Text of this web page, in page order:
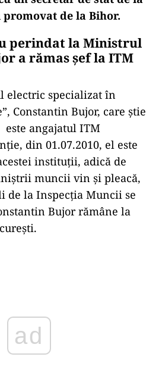
promovat de la Bihor.
perindat la Ministrul
a rămas șef la ITM
electric specializat în
Constantin Bujor, care știe
angajatul ITM
din 01.07.2010, el este
instituții, adică de
muncii vin și pleacă,
de la Inspecția Muncii se
Bujor rămâne la